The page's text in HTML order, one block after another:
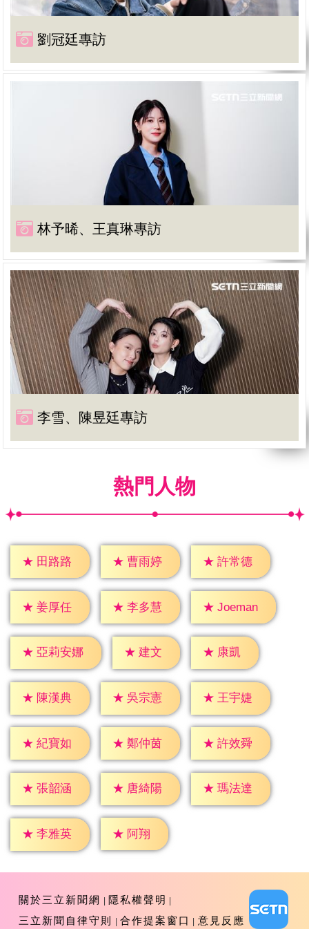
劉冠廷專訪
林予晞、王真琳專訪
李雪、陳昱廷專訪
熱門人物
★ 田路路 ★ 曹雨婷 ★ 許常德
★ 姜厚任 ★ 李多慧 ★ Joeman
★ 亞莉安娜 ★ 建文 ★ 康凱
★ 陳漢典 ★ 吳宗憲 ★ 王宇婕
★ 紀寶如 ★ 鄭仲茵 ★ 許效舜
★ 張韶涵 ★ 唐綺陽 ★ 瑪法達
★ 李雅英 ★ 阿翔
關於三立新聞網
隱私權聲明
三立新聞自律守則
合作提案窗口 意見反應